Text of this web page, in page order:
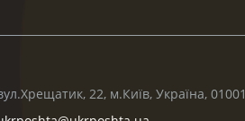
22, м.Київ, Україна, 01001